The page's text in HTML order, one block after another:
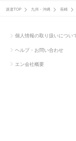
派遣TOP 九州・沖縄 長崎
個人情報の取り扱いについ
ヘルプ・お問い合わせ
エン会社概要